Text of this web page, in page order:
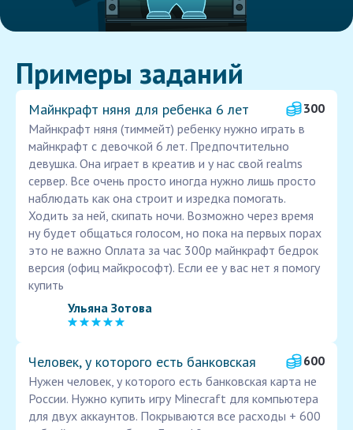
Примеры заданий
Майнкрафт няня для ребенка 6 лет
300
Майнкрафт няня (тиммейт) ребенку нужно играть в
майнкрафт с девочкой 6 лет. Предпочтительно
девушка. Она играет в креатив и у нас свой realms
сервер. Все очень просто иногда нужно лишь просто
наблюдать как она строит и изредка помогать.
Ходить за ней, скипать ночи. Возможно через время
ну будет общаться голосом, но пока на первых порах
это не важно Оплата за час 300р майнкрафт бедрок
версия (офиц майкрософт). Если ее у вас нет я помогу
купить
Ульяна Зотова
Человек, у которого есть банковская
600
Нужен человек, у которого есть банковская карта не
России. Нужно купить игру Minecraft для компьютера
для двух аккаунтов. Покрываются все расходы + 600